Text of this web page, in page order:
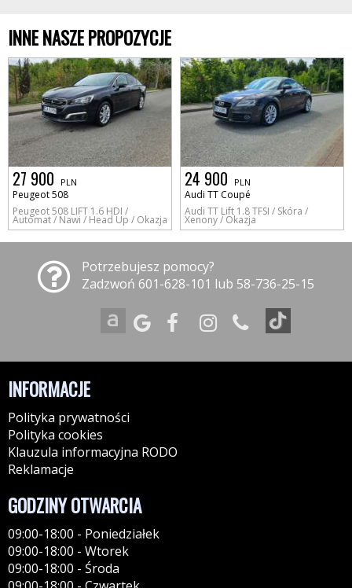
INNE NASZE PROPOZYCJE
27 900 PLN
Peugeot 508
Peugeot 508 LIFT 1.6 HDI /
Automat / Nawi / Head Up / Okazja
24 900 PLN
Audi TT Coupé
Audi TT Lift 1.8 TFSI / Skóra /
Xenony / Okazja
Potrzebujesz pomocy?
Zadzwoń 601-628-101 lub 58-736-25-15
INFORMACJE
Polityka prywatności
Polityka cookies
Klauzula informacyjna RODO
Reklamacje
GODZINY OTWARCIA
09:00-18:00 - Poniedziałek
09:00-18:00 - Wtorek
09:00-18:00 - Środa